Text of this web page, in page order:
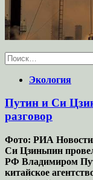
Найти:
Экология
Путин и Си
разговор
Фото: РИА
Си Цзиньпин
РФ Владимиром
китайское